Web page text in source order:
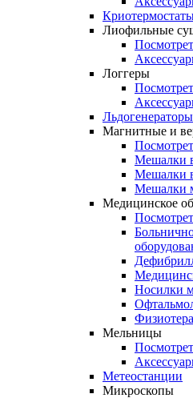
Лиофильные
Логгеры
Льдогенераторы
Магнитные и
Мешалки
Мешалки
Мешалки
Медицинское
Носилки
Мельницы
Метеостанции
Микроскопы